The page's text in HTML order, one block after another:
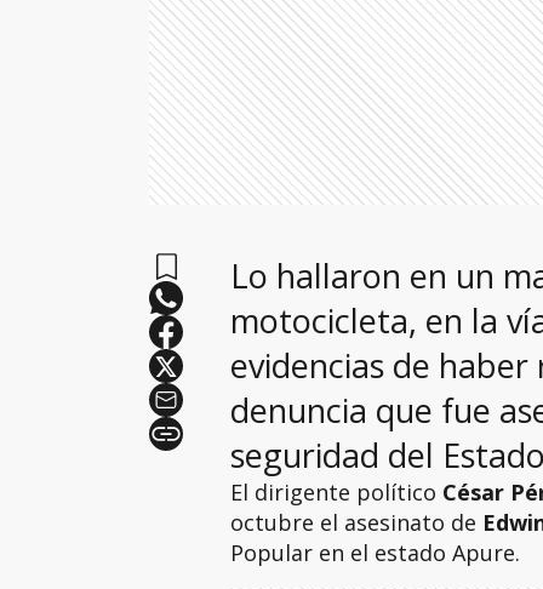
Lo hallaron en un
motocicleta, en la
evidencias de
denuncia que fue
seguridad del
El dirigente político César
octubre el asesinato de
Popular en el estado Apure.